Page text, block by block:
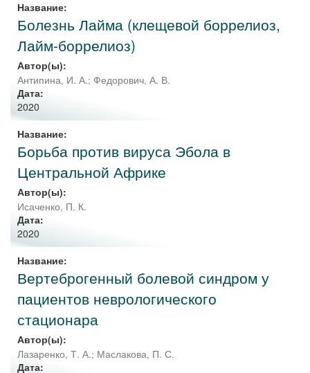
Название:
Болезнь Лайма (клещевой боррелиоз,
Лайм-боррелиоз)
Автор(ы):
Антипина, И. А.; Федорович, А. В.
Дата:
2020
Название:
Борьба против вируса Эбола в
Центральной Африке
Автор(ы):
Исаченко, П. К.
Дата:
2020
Название:
Вертеброгенный болевой синдром у
пациентов неврологического
стационара
Автор(ы):
Лазаренко, Т. А.; Маслакова, П. С.
Дата: